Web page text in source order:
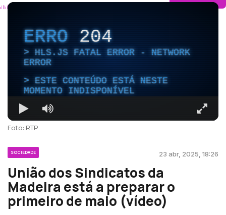
ERRO204
HLS.JS FATAL ERROR - NETWORK
ERROR
ESTE CONTEÚDO ESTÁ NESTE
MOMENTO INDISPONÍVEL
Foto: RTP
SOCIEDADE 23 abr, 2025, 18:26
União dos Sindicatos da
Madeira está a preparar o
primeiro de maio (vídeo)